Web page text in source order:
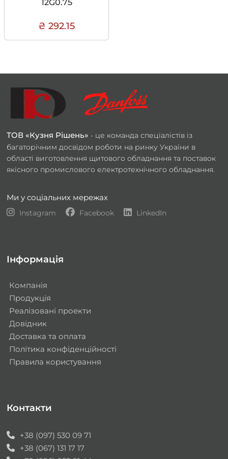
12G0.75
₴ 292.15
ТОВ «Кузня Рішень» - це команда спеціалістів із
багаторічним досвідом роботи на ринку України в
області виготовлення щитового обладнання та поставок
якісного промислового електротехнічного обладнання.
Ми у соціальних мережах
Instagram Facebook LinkedIn
Інформація
Компанія
Продукція
Реалізовані проекти
Довідник
Доставка та оплата
Політика конфіденційності
Правила користування
Контакти
+38 (097) 530 09 71
+38 (067) 131 17 17